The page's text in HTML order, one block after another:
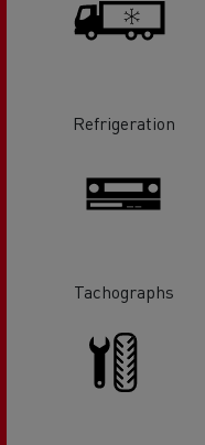
Refrigeration
Tachographs